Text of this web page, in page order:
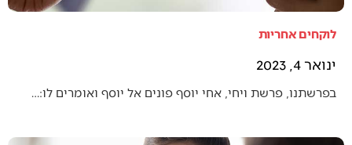
לוקחים אחריות
ינואר 4, 2023
בפרשתנו, פרשת ויחי, אחי יוסף פונים אל יוסף ואומרים לו:…